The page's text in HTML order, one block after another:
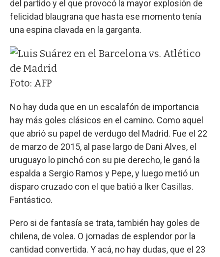
del partido y el que provocó la mayor explosión de
felicidad blaugrana que hasta ese momento tenía
una espina clavada en la garganta.
Foto: AFP
No hay duda que en un escalafón de importancia
hay más goles clásicos en el camino. Como aquel
que abrió su papel de verdugo del Madrid. Fue el 22
de marzo de 2015, al pase largo de Dani Alves, el
uruguayo lo pinchó con su pie derecho, le ganó la
espalda a Sergio Ramos y Pepe, y luego metió un
disparo cruzado con el que batió a Iker Casillas.
Fantástico.
Pero si de fantasía se trata, también hay goles de
chilena, de volea. O jornadas de esplendor por la
cantidad convertida. Y acá, no hay dudas, que el 23